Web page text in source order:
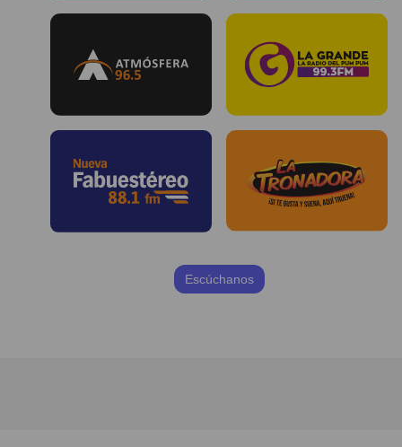
Escúchanos